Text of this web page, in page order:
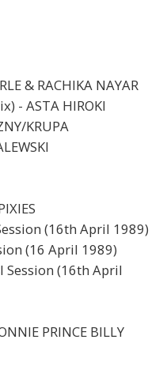
& RACHIKA NAYAR
- ASTA HIROKI
KRUPA
(16th April 1989)
(16 April 1989)
Session (16th April
PRINCE BILLY